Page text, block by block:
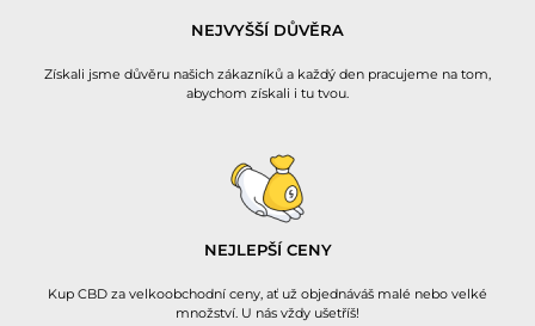
NEJVYŠŠÍ DŮVĚRA
Získali jsme důvěru našich zákazníků a každý den pracujeme na tom,
abychom získali i tu tvou.
NEJLEPŠÍ CENY
Kup CBD za velkoobchodní ceny, ať už objednáváš malé nebo velké
množství. U nás vždy ušetříš!